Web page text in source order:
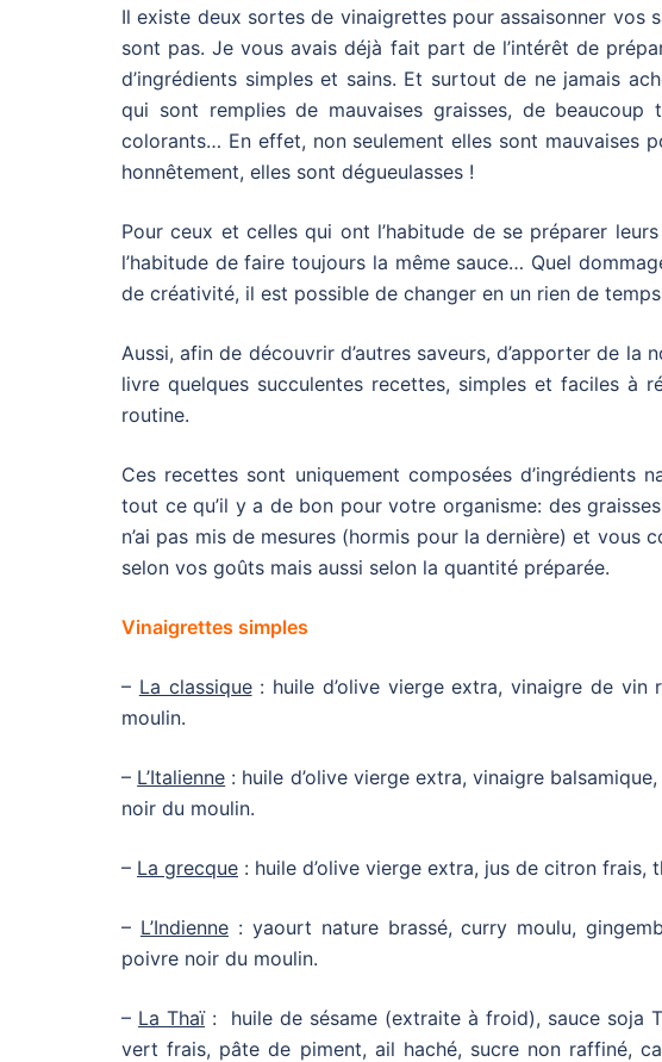
Il existe deux sortes de vinaigrettes pour assaisonner vos
sont pas. Je vous avais déjà fait part de l’intérêt de
d’ingrédients simples et sains. Et surtout de ne jamais
qui sont remplies de mauvaises graisses, de
colorants… En effet, non seulement elles sont mauvaises
honnêtement, elles sont dégueulasses !
Pour ceux et celles qui ont l’habitude de se préparer
l’habitude de faire toujours la même sauce… Quel
de créativité, il est possible de changer en un rien de
Aussi, afin de découvrir d’autres saveurs, d’apporter de
livre quelques succulentes recettes, simples et faciles à
routine.
Ces recettes sont uniquement composées
tout ce qu’il y a de bon pour votre organisme: des
n’ai pas mis de mesures (hormis pour la dernière) et vous
selon vos goûts mais aussi selon la quantité préparée.
Vinaigrettes simples
– La classique: huile d’olive vierge extra, vinaigre de
moulin.
– L’Italienne : huile d’olive vierge extra, vinaigre
noir du moulin.
– La grecque : huile d’olive vierge extra, jus de citron
– L’Indienne: yaourt nature brassé, curry moulu,
poivre noir du moulin.
– La Thaï: huile de sésame (extraite à froid), sauce soja
vert frais, pâte de piment, ail haché, sucre non raffiné,